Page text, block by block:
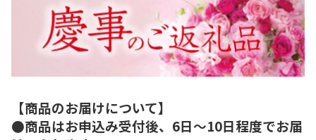
【商品のお届けについて】
●商品はお申込み受付後、6日～10日程度でお届